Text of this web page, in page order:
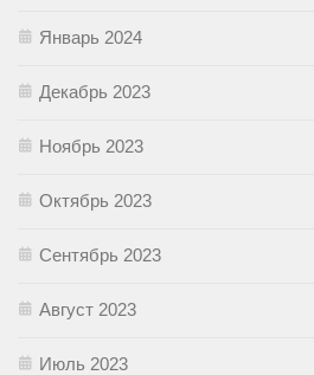
Январь 2024
Декабрь 2023
Ноябрь 2023
Октябрь 2023
Сентябрь 2023
Август 2023
Июль 2023